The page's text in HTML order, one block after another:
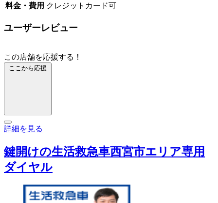
料金・費用 クレジットカード可
ユーザーレビュー
この店舗を応援する！
ここから応援
詳細を見る
鍵開けの生活救急車西宮市エリア専用
ダイヤル